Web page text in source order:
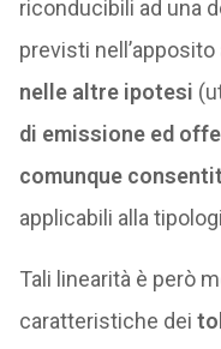
riconducibili ad una
previsti
nelle altre ipotesi
di emissione ed
comunque
applicabili alla
Tali linearità è però
caratteristiche dei